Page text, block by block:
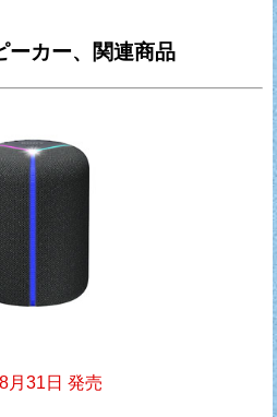
ーカー、関連商品
月31日 発売